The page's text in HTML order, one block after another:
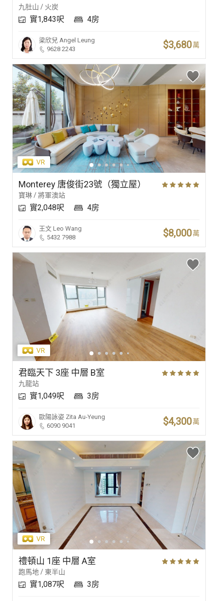
九肚山 / 火炭
實1,843呎 4房
梁欣兒 Angel Leung
9628 2243
$3,680萬
Monterey 唐俊街23號（獨立屋）
寶琳 / 將軍澳站
實2,048呎 4房
王文 Leo Wang
5432 7988
$8,000萬
君臨天下 3座 中層 B室
九龍站
實1,049呎 3房
歐陽詠姿 Zita Au-Yeung
6090 9041
$4,300萬
禮頓山 1座 中層 A室
跑馬地 / 東半山
實1,087呎 3房